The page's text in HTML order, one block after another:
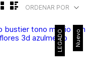
ORDENAR POR
Nuevo
LEGADO